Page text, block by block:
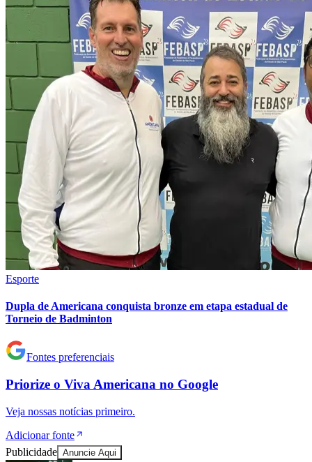
Vitória
Esporte
Dupla de Americana conquista bronze em etapa estadual de
Torneio de Badminton
Fontes preferenciais
Priorize o Viva Americana no Google
Veja nossas notícias primeiro.
Adicionar fonte
Publicidade Anuncie Aqui